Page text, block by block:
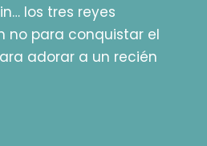
los tres reyes
no para conquistar el
adorar a un recién